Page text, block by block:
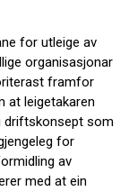
for utleige av
organisasjonar
framfor
at leigetakaren
driftskonsept som
for
av
med at ein